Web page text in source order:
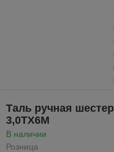
Таль ручная
3,0ТХ6М
В наличии
Розница